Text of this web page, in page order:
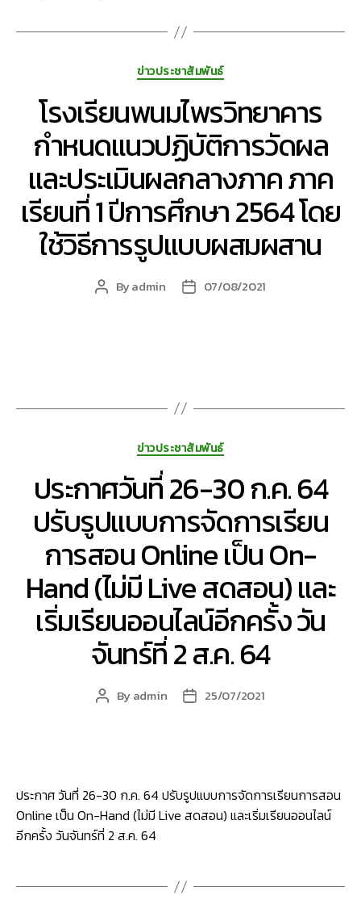
Categories
ข่าวประชาสัมพันธ์
โรงเรียนพนมไพรวิทยาคาร
กำหนดแนวปฏิบัติการวัดผล
และประเมินผลกลางภาค ภาค
เรียนที่ 1 ปีการศึกษา 2564 โดย
ใช้วิธีการรูปแบบผสมผสาน
PostByadmin
Post07/08/2021
Categories
ข่าวประชาสัมพันธ์
ประกาศวันที่ 26-30 ก.ค. 64
ปรับรูปแบบการจัดการเรียน
การสอน Online เป็น On-
Hand (ไม่มี Live สดสอน) และ
เริ่มเรียนออนไลน์อีกครั้ง วัน
จันทร์ที่ 2 ส.ค. 64
Post
Byadmin
Post25/07/2021
ประกาศ วันที่ 26-30 ก.ค. 64 ปรับรูปแบบการจัดการเรียนการสอน
Online เป็น On-Hand (ไม่มี Live สดสอน) และเริ่มเรียนออนไลน์
อีกครั้ง วันจันทร์ที่ 2 ส.ค. 64